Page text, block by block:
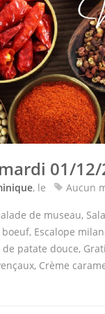
01/
, le Aucun
de museau,
Escalope
patate douce,
Crème